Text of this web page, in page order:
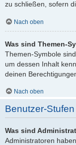
zu schließen, sofern
Nach oben
Was sind Themen-
Themen-Symbole
um dessen Inhalt
deinen
Nach oben
Benutzer-
Was sind
Administratoren